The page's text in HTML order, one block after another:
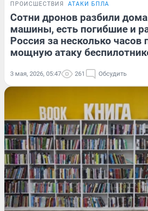
ПРОИСШЕСТВИЯ АТАКИ БПЛА
Сотни дронов разбили
машины, есть погибшие и
Россия за несколько часов
мощную атаку
3 мая, 2026, 05:47 261 Обсудить